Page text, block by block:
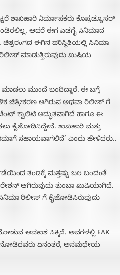
ಶಾಖಹಾರಿ ನಿರ್ಮಾಪಕರು ಕೊಪ್ರಡ್ಯೂಸರ್
ಆದರೆ ಈಗ ಎಡಗೈ ಸಿನಿಮಾದ
ಚಿತ್ರರಂಗದ ಈಗಿನ ಪರಿಸ್ಥಿತಿಯಲ್ಲಿ ಸಿನಿಮಾ
ಮಾಡುತ್ತಿರುವುದು ಖುಷಿಯ
ಮುಂದೆ ಬಂದಿದ್ದಾರೆ. ಈ ಬಗ್ಗೆ
ಚಿತ್ರೀಕರಣ ಆಗಿರುವ ಅಥವಾ ರಿಲೀಸ್ ಗೆ
ಕ್ವಾಲಿಟಿ ಅದ್ಭುತವಾಗಿದೆ ಹಾಗೂ ಈ
ಕೈಜೋಡಿಸಿದ್ದೇನೆ. ಶಾಖಹಾರಿ ಮತ್ತು
ಸಹಾಯವಾಗಲಿದೆ’ ಎಂದು ಹೇಳಿದರು..
ತಂಡಕ್ಕೆ ಮತ್ತಷ್ಟು ಬಲ ಬಂದಂತೆ
ಆಗಿರುವುದು ತುಂಬಾ ಖುಷಿಯಾಗಿದೆ.
ರಿಲೀಸ್ ಗೆ ಕೈಜೋಡಿಸಿರುವುದು
ಅವಕಾಶ ಸಿಕ್ಕಿದೆ. ಅವಗಳಲ್ಲಿ EAK
ನೋಡಿದವರು ಏನಂತರೆ, ಅನಮಧೇಯ